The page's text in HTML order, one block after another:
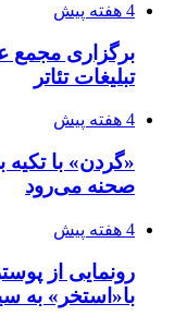
4 هفته پیش
برگزاری مجمع
تبلیغات تئاتر
4 هفته پیش
«گردن» با
صحنه می‌رود
4 هفته پیش
رونمایی از
با«استخر» به